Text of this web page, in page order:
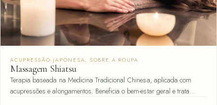
ACUPRESSÃO JAPONESA, SOBRE A ROUPA
Massagem Shiatsu
Terapia baseada na Medicina Tradicional Chinesa, aplicada com
acupressões e alongamentos. Beneficia o bem-estar geral e trata…